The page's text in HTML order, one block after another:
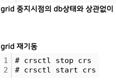
grid 중지시점의 db상태와 상관없
grid 재기동
1
2
# crsctl stop crs
# crsctl start crs